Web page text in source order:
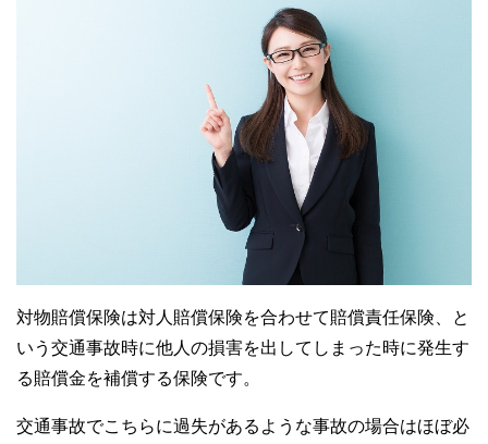
対物賠償保険は対人賠償保険を合わせて賠償責任保険、と
いう交通事故時に他人の損害を出してしまった時に発生す
る賠償金を補償する保険です。
交通事故でこちらに過失があるような事故の場合はほぼ必